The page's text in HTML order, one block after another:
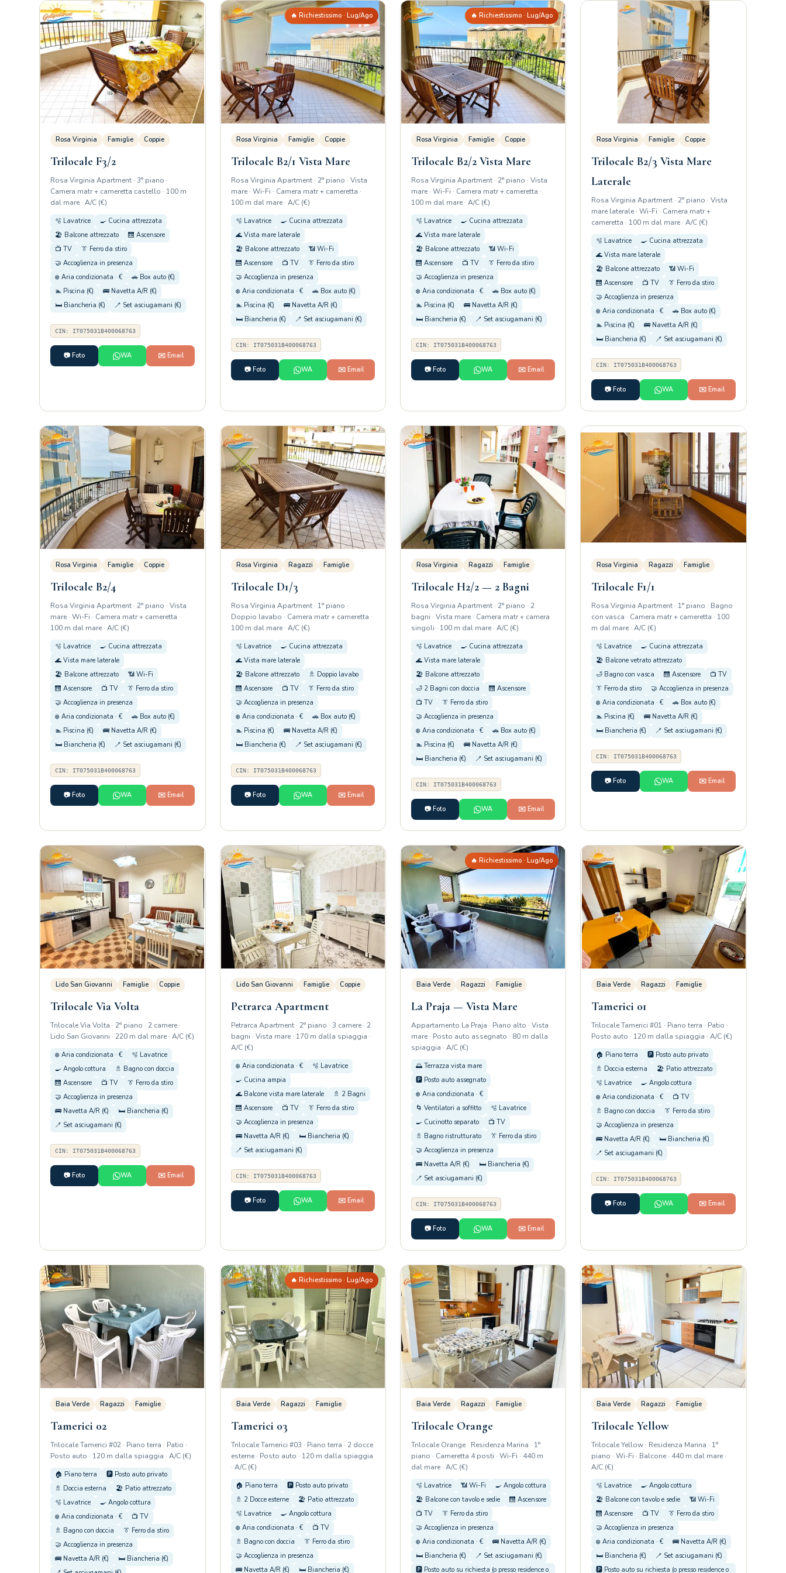
Rosa Virginia Famiglie Coppie
Trilocale F3/2
Rosa Virginia Apartment · 3° piano ·
Camera matr + cameretta castello · 100 m
dal mare · A/C (€)
🫧 Lavatrice
🍳 Cucina attrezzata
🏖️ Balcone attrezzato
🛗 Ascensore
📺 TV
👔 Ferro da stiro
🤝 Accoglienza in presenza
❄️ Aria condizionata · €
🚗 Box auto (€)
🏊 Piscina (€)
🚌 Navetta A/R (€)
🛏️ Biancheria (€)
🪥 Set asciugamani (€)
CIN: IT075031B400068763
📷 Foto WA ✉️ Email
🔥 Richiestissimo · Lug/Ago
Rosa Virginia Famiglie Coppie
Trilocale B2/1 Vista Mare
Rosa Virginia Apartment · 2° piano · Vista
mare · Wi-Fi · Camera matr + cameretta ·
100 m dal mare · A/C (€)
🫧 Lavatrice
🍳 Cucina attrezzata
🌊 Vista mare laterale
🏖️ Balcone attrezzato
📶 Wi-Fi
🛗 Ascensore
📺 TV
👔 Ferro da stiro
🤝 Accoglienza in presenza
❄️ Aria condizionata · €
🚗 Box auto (€)
🏊 Piscina (€)
🚌 Navetta A/R (€)
🛏️ Biancheria (€)
🪥 Set asciugamani (€)
CIN: IT075031B400068763
📷 Foto WA ✉️ Email
🔥 Richiestissimo · Lug/Ago
Rosa Virginia Famiglie Coppie
Trilocale B2/2 Vista Mare
Rosa Virginia Apartment · 2° piano · Vista
mare · Wi-Fi · Camera matr + cameretta ·
100 m dal mare · A/C (€)
🫧 Lavatrice
🍳 Cucina attrezzata
🌊 Vista mare laterale
🏖️ Balcone attrezzato
📶 Wi-Fi
🛗 Ascensore
📺 TV
👔 Ferro da stiro
🤝 Accoglienza in presenza
❄️ Aria condizionata · €
🚗 Box auto (€)
🏊 Piscina (€)
🚌 Navetta A/R (€)
🛏️ Biancheria (€)
🪥 Set asciugamani (€)
CIN: IT075031B400068763
📷 Foto WA ✉️ Email
Rosa Virginia Famiglie Coppie
Trilocale B2/3 Vista Mare
Laterale
Rosa Virginia Apartment · 2° piano · Vista
mare laterale · Wi-Fi · Camera matr +
cameretta · 100 m dal mare · A/C (€)
🫧 Lavatrice
🍳 Cucina attrezzata
🌊 Vista mare laterale
🏖️ Balcone attrezzato
📶 Wi-Fi
🛗 Ascensore
📺 TV
👔 Ferro da stiro
🤝 Accoglienza in presenza
❄️ Aria condizionata · €
🚗 Box auto (€)
🏊 Piscina (€)
🚌 Navetta A/R (€)
🛏️ Biancheria (€)
🪥 Set asciugamani (€)
CIN: IT075031B400068763
📷 Foto WA ✉️ Email
Rosa Virginia Famiglie Coppie
Trilocale B2/4
Rosa Virginia Apartment · 2° piano · Vista
mare · Wi-Fi · Camera matr + cameretta ·
100 m dal mare · A/C (€)
🫧 Lavatrice
🍳 Cucina attrezzata
🌊 Vista mare laterale
🏖️ Balcone attrezzato
📶 Wi-Fi
🛗 Ascensore
📺 TV
👔 Ferro da stiro
🤝 Accoglienza in presenza
❄️ Aria condizionata · €
🚗 Box auto (€)
🏊 Piscina (€)
🚌 Navetta A/R (€)
🛏️ Biancheria (€)
🪥 Set asciugamani (€)
CIN: IT075031B400068763
📷 Foto WA ✉️ Email
Rosa Virginia Ragazzi Famiglie
Trilocale D1/3
Rosa Virginia Apartment · 1° piano ·
Doppio lavabo · Camera matr + cameretta ·
100 m dal mare · A/C (€)
🫧 Lavatrice
🍳 Cucina attrezzata
🌊 Vista mare laterale
🏖️ Balcone attrezzato
🚿 Doppio lavabo
🛗 Ascensore
📺 TV
👔 Ferro da stiro
🤝 Accoglienza in presenza
❄️ Aria condizionata · €
🚗 Box auto (€)
🏊 Piscina (€)
🚌 Navetta A/R (€)
🛏️ Biancheria (€)
🪥 Set asciugamani (€)
CIN: IT075031B400068763
📷 Foto WA ✉️ Email
Rosa Virginia Ragazzi Famiglie
Trilocale H2/2 — 2 Bagni
Rosa Virginia Apartment · 2° piano · 2
bagni · Vista mare · Camera matr + camera
singoli · 100 m dal mare · A/C (€)
🫧 Lavatrice
🍳 Cucina attrezzata
🌊 Vista mare laterale
🏖️ Balcone attrezzato
🛁 2 Bagni con doccia
🛗 Ascensore
📺 TV
👔 Ferro da stiro
🤝 Accoglienza in presenza
❄️ Aria condizionata · €
🚗 Box auto (€)
🏊 Piscina (€)
🚌 Navetta A/R (€)
🛏️ Biancheria (€)
🪥 Set asciugamani (€)
CIN: IT075031B400068763
📷 Foto WA ✉️ Email
Rosa Virginia Ragazzi Famiglie
Trilocale F1/1
Rosa Virginia Apartment · 1° piano · Bagno
con vasca · Camera matr + cameretta · 100
m dal mare · A/C (€)
🫧 Lavatrice
🍳 Cucina attrezzata
🏖️ Balcone vetrato attrezzato
🛁 Bagno con vasca
🛗 Ascensore
📺 TV
👔 Ferro da stiro
🤝 Accoglienza in presenza
❄️ Aria condizionata · €
🚗 Box auto (€)
🏊 Piscina (€)
🚌 Navetta A/R (€)
🛏️ Biancheria (€)
🪥 Set asciugamani (€)
CIN: IT075031B400068763
📷 Foto WA ✉️ Email
Lido San Giovanni Famiglie Coppie
Trilocale Via Volta
Trilocale Via Volta · 2° piano · 2 camere ·
Lido San Giovanni · 220 m dal mare · A/C (€)
❄️ Aria condizionata · €
🫧 Lavatrice
🍳 Angolo cottura
🚿 Bagno con doccia
🛗 Ascensore
📺 TV
👔 Ferro da stiro
🤝 Accoglienza in presenza
🚌 Navetta A/R (€)
🛏️ Biancheria (€)
🪥 Set asciugamani (€)
CIN: IT075031B400068763
📷 Foto WA ✉️ Email
Lido San Giovanni Famiglie Coppie
Petrarca Apartment
Petrarca Apartment · 2° piano · 3 camere · 2
bagni · Vista mare · 170 m dalla spiaggia ·
A/C (€)
❄️ Aria condizionata · €
🫧 Lavatrice
🍳 Cucina ampia
🌊 Balcone vista mare laterale
🚿 2 Bagni
🛗 Ascensore
📺 TV
👔 Ferro da stiro
🤝 Accoglienza in presenza
🚌 Navetta A/R (€)
🛏️ Biancheria (€)
🪥 Set asciugamani (€)
CIN: IT075031B400068763
📷 Foto WA ✉️ Email
🔥 Richiestissimo · Lug/Ago
Baia Verde Ragazzi Famiglie
La Praja — Vista Mare
Appartamento La Praja · Piano alto · Vista
mare · Posto auto assegnato · 80 m dalla
spiaggia · A/C (€)
🌅 Terrazza vista mare
🅿️ Posto auto assegnato
❄️ Aria condizionata · €
🌀 Ventilatori a soffitto
🫧 Lavatrice
🍳 Cucinotto separato
📺 TV
🚿 Bagno ristrutturato
👔 Ferro da stiro
🤝 Accoglienza in presenza
🚌 Navetta A/R (€)
🛏️ Biancheria (€)
🪥 Set asciugamani (€)
CIN: IT075031B400068763
📷 Foto WA ✉️ Email
Baia Verde Ragazzi Famiglie
Tamerici 01
Trilocale Tamerici #01 · Piano terra · Patio ·
Posto auto · 120 m dalla spiaggia · A/C (€)
🏠 Piano terra
🅿️ Posto auto privato
🚿 Doccia esterna
🏖️ Patio attrezzato
🫧 Lavatrice
🍳 Angolo cottura
❄️ Aria condizionata · €
📺 TV
🚿 Bagno con doccia
👔 Ferro da stiro
🤝 Accoglienza in presenza
🚌 Navetta A/R (€)
🛏️ Biancheria (€)
🪥 Set asciugamani (€)
CIN: IT075031B400068763
📷 Foto WA ✉️ Email
Baia Verde Ragazzi Famiglie
Tamerici 02
Trilocale Tamerici #02 · Piano terra · Patio ·
Posto auto · 120 m dalla spiaggia · A/C (€)
🏠 Piano terra
🅿️ Posto auto privato
🚿 Doccia esterna
🏖️ Patio attrezzato
🫧 Lavatrice
🍳 Angolo cottura
❄️ Aria condizionata · €
📺 TV
🚿 Bagno con doccia
👔 Ferro da stiro
🤝 Accoglienza in presenza
🚌 Navetta A/R (€)
🛏️ Biancheria (€)
🔥 Richiestissimo · Lug/Ago
Baia Verde Ragazzi Famiglie
Tamerici 03
Trilocale Tamerici #03 · Piano terra · 2 docce
esterne · Posto auto · 120 m dalla spiaggia
· A/C (€)
🏠 Piano terra
🅿️ Posto auto privato
🚿 2 Docce esterne
🏖️ Patio attrezzato
🫧 Lavatrice
🍳 Angolo cottura
❄️ Aria condizionata · €
📺 TV
🚿 Bagno con doccia
👔 Ferro da stiro
🤝 Accoglienza in presenza
🚌 Navetta A/R (€)
🛏️ Biancheria (€)
Baia Verde Ragazzi Famiglie
Trilocale Orange
Trilocale Orange · Residenza Marina · 1°
piano · Cameretta 4 posti · Wi-Fi · 440 m
dal mare · A/C (€)
🫧 Lavatrice 📶 Wi-Fi
🍳 Angolo cottura
🏖️ Balcone con tavolo e sedie
🛗 Ascensore
📺 TV
👔 Ferro da stiro
🤝 Accoglienza in presenza
❄️ Aria condizionata · €
🚌 Navetta A/R (€)
🛏️ Biancheria (€)
🪥 Set asciugamani (€)
🅿️ Posto auto su richiesta (o presso residence o
Baia Verde Ragazzi Famiglie
Trilocale Yellow
Trilocale Yellow · Residenza Marina · 1°
piano · Wi-Fi · Balcone · 440 m dal mare ·
A/C (€)
🫧 Lavatrice
🍳 Angolo cottura
🏖️ Balcone con tavolo e sedie
📶 Wi-Fi
🛗 Ascensore
📺 TV
👔 Ferro da stiro
🤝 Accoglienza in presenza
❄️ Aria condizionata · €
🚌 Navetta A/R (€)
🛏️ Biancheria (€)
🪥 Set asciugamani (€)
🅿️ Posto auto su richiesta (o presso residence o